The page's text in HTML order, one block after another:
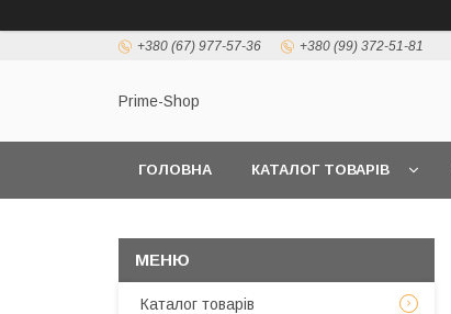
+380 (67) 977-57-36 +380 (99) 372-51-81
Prime-Shop
ГОЛОВНА КАТАЛОГ ТОВАРІВ
Каталог товарів